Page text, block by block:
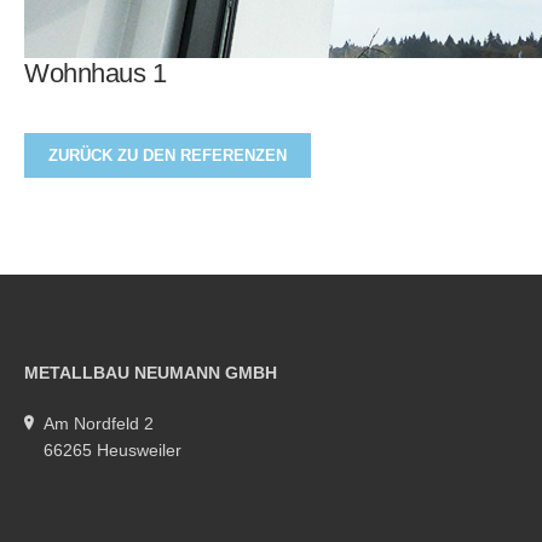
Wohnhaus 1
ZURÜCK ZU DEN REFERENZEN
METALLBAU NEUMANN GMBH
Am Nordfeld 2
66265 Heusweiler